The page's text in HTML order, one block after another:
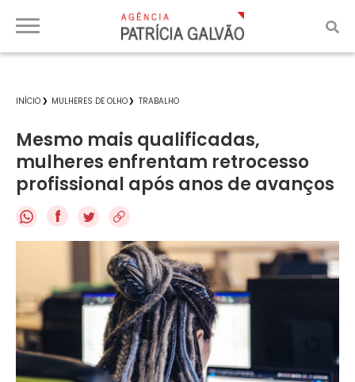
INÍCIO MULHERES DE OLHO TRABALHO
Mesmo mais qualificadas,
mulheres enfrentam retrocesso
profissional após anos de avanços
f